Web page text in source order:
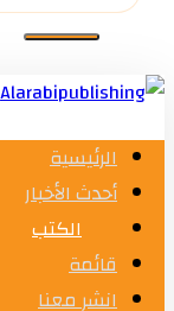
الرئيسية
أحدث الأخبار
الكتب
قائمة
انشر معنا